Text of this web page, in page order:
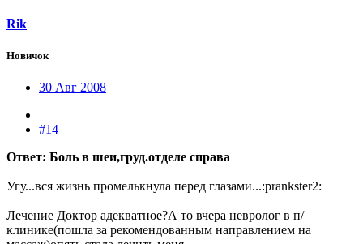
Rik
Новичок
30 Авг 2008
#14
Ответ: Боль в шеи,груд.отделе справа
Угу...вся жизнь промелькнула перед глазами...:prankster2:
Лечение Доктор адекватное?А то вчера невролог в п/
клинике(пошла за рекомендованным направлением на